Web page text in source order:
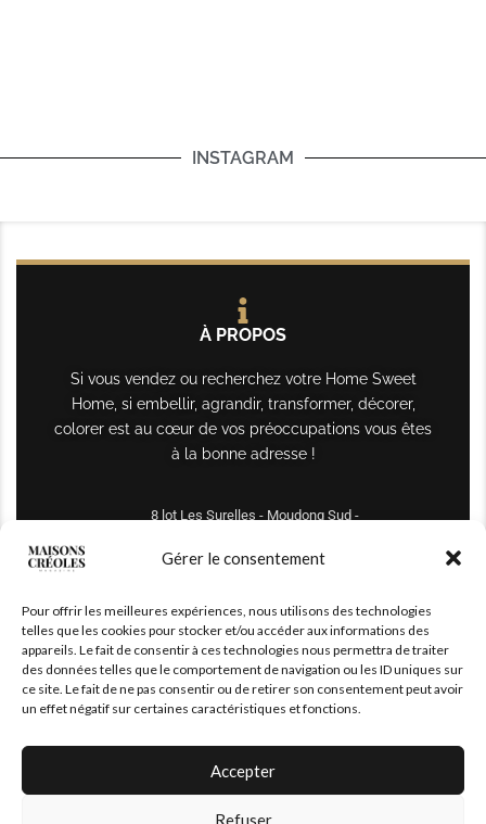
Gérer le consentement
Pour offrir les meilleures expériences, nous utilisons des technologies
telles que les cookies pour stocker et/ou accéder aux informations des
appareils. Le fait de consentir à ces technologies nous permettra de traiter
des données telles que le comportement de navigation ou les ID uniques sur
ce site. Le fait de ne pas consentir ou de retirer son consentement peut avoir
un effet négatif sur certaines caractéristiques et fonctions.
Accepter
Refuser
INSTAGRAM
À PROPOS
Si vous vendez ou recherchez votre Home Sweet
Home, si embellir, agrandir, transformer, décorer,
colorer est au cœur de vos préoccupations vous êtes
à la bonne adresse !
8 lot Les Surelles - Moudong Sud -
maisonscreoles.immo@gmail.com